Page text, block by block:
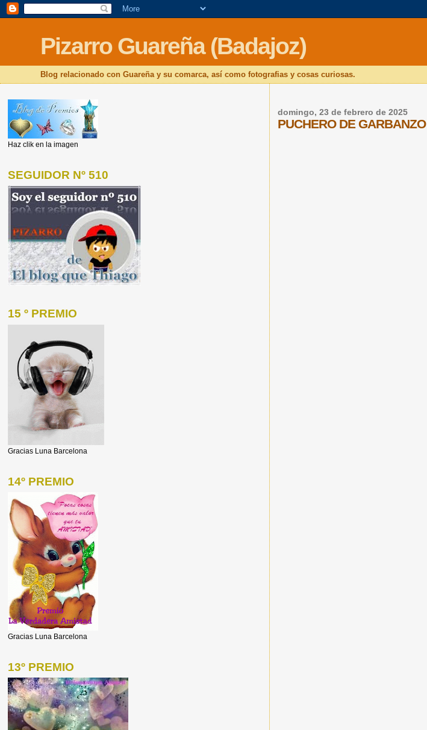
Pizarro Guareña (Badajoz)
Blog relacionado con Guareña y su comarca, así como fotografias y cosas curiosas.
domingo, 23 de febrero de 2025
PUCHERO DE GARBANZO
Haz clik en la imagen
SEGUIDOR Nº 510
15 º PREMIO
Gracias Luna Barcelona
14º PREMIO
Gracias Luna Barcelona
13º PREMIO